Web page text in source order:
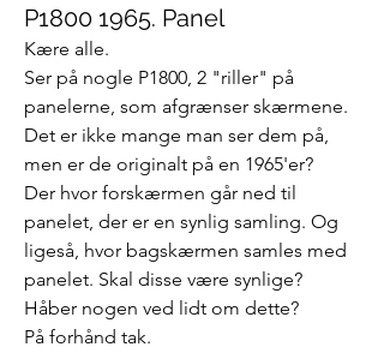
P1800 1965. Panel
Kære alle.
Ser på nogle P1800, 2 "riller" på
panelerne, som afgrænser skærmene.
Det er ikke mange man ser dem på,
men er de originalt på en 1965'er?
Der hvor forskærmen går ned til
panelet, der er en synlig samling. Og
ligeså, hvor bagskærmen samles med
panelet. Skal disse være synlige?
Håber nogen ved lidt om dette?
På forhånd tak.